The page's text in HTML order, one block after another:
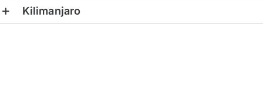
Kilimanjaro
Ruanda